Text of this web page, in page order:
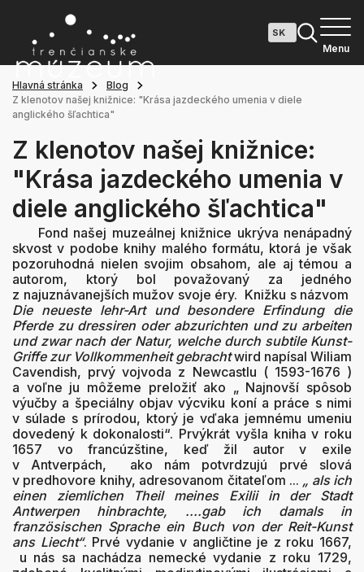
Menu
Hlavná stránka
Blog
Z klenotov našej knižnice: "Krása jazdeckého umenia v diele
anglického šľachtica"
Z klenotov našej knižnice:
"Krása jazdeckého umenia v
diele anglického šľachtica"
Fond našej muzeálnej knižnice ukrýva nenápadný
skvost v podobe knihy malého formátu, ktorá je však
pozoruhodná nielen svojim obsahom, ale aj témou a
autorom, ktorý bol považovaný za jedného
z najuznávanejších mužov svoje éry. Knižku s názvom
Die neueste lehr-Art und besondere Erfindung die
Pferde zu dressiren oder abzurichten und zu arbeiten
und zwar nach der Natur, welche durch subtile Kunst-
Griffe zur Vollkommenheit gebrachtwird napísal Wiliam
Cavendish, prvý vojvoda z Newcastlu ( 1593-1676 )
a voľne ju môžeme preložiť ako „ Najnovší spôsob
výučby a špeciálny objav výcviku koní a práce s nimi
v súlade s prírodou, ktorý je vďaka jemnému umeniu
dovedený k dokonalosti“. Prvýkrát vyšla kniha v roku
1657 vo francúzštine, keď žil autor v exile
v Antverpách, ako nám potvrdzujú prvé slová
v predhovore knihy, adresovanom čitateľom ... „ als ich
einen ziemlichen Theil meines Exilii in der Stadt
Antwerpen hinbrachte, ....gab ich damals in
französischen Sprache ein Buch von der Reit-Kunst
ans Liecht“. Prvé vydanie v angličtine je z roku 1667,
u nás sa nachádza nemecké vydanie z roku 1729,